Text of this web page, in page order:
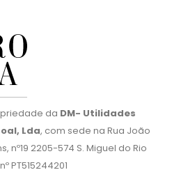
da DM- Utilidades
Lda , com sede na Rua João
nº19 2205-574 S. Miguel do Rio
PT515244201